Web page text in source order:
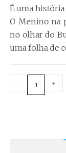
É uma história
O Menino na
no olhar do
uma folha de
- +